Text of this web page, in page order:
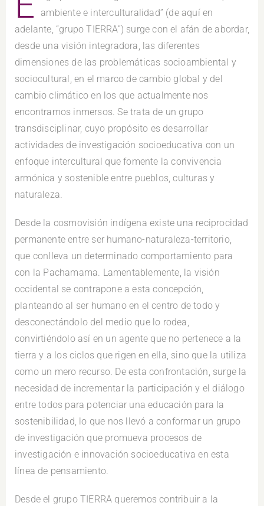
ambiente e interculturalidad” (de aquí en
adelante, “grupo TIERRA”) surge con el afán de abordar,
desde una visión integradora, las diferentes
dimensiones de las problemáticas socioambiental y
sociocultural, en el marco de cambio global y del
cambio climático en los que actualmente nos
encontramos inmersos. Se trata de un grupo
transdisciplinar, cuyo propósito es desarrollar
actividades de investigación socioeducativa con un
enfoque intercultural que fomente la convivencia
armónica y sostenible entre pueblos, culturas y
naturaleza.
Desde la cosmovisión indígena existe una reciprocidad
permanente entre ser humano-naturaleza-territorio,
que conlleva un determinado comportamiento para
con la Pachamama. Lamentablemente, la visión
occidental se contrapone a esta concepción,
planteando al ser humano en el centro de todo y
desconectándolo del medio que lo rodea,
convirtiéndolo así en un agente que no pertenece a la
tierra y a los ciclos que rigen en ella, sino que la utiliza
como un mero recurso. De esta confrontación, surge la
necesidad de incrementar la participación y el diálogo
entre todos para potenciar una educación para la
sostenibilidad, lo que nos llevó a conformar un grupo
de investigación que promueva procesos de
investigación e innovación socioeducativa en esta
línea de pensamiento.
Desde el grupo TIERRA queremos contribuir a la